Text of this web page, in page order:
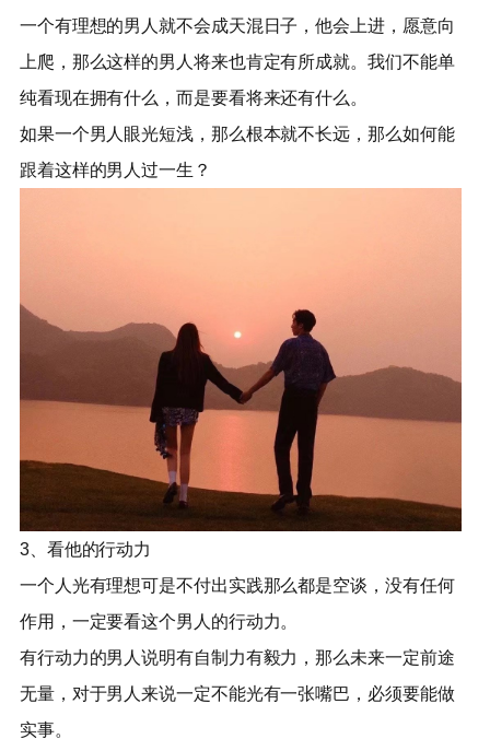
一个有理想的男人就不会成天混日子，他会上进，愿意向
上爬，那么这样的男人将来也肯定有所成就。我们不能单
纯看现在拥有什么，而是要看将来还有什么。
如果一个男人眼光短浅，那么根本就不长远，那么如何能
跟着这样的男人过一生？
3、看他的行动力
一个人光有理想可是不付出实践那么都是空谈，没有任何
作用，一定要看这个男人的行动力。
有行动力的男人说明有自制力有毅力，那么未来一定前途
无量，对于男人来说一定不能光有一张嘴巴，必须要能做
实事。